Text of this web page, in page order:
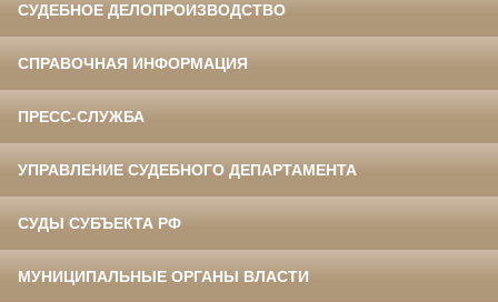
СУДЕБНОЕ ДЕЛОПРОИЗВОДСТВО
СПРАВОЧНАЯ ИНФОРМАЦИЯ
ПРЕСС-СЛУЖБА
УПРАВЛЕНИЕ СУДЕБНОГО ДЕПАРТАМЕНТА
СУДЫ СУБЪЕКТА РФ
МУНИЦИПАЛЬНЫЕ ОРГАНЫ ВЛАСТИ